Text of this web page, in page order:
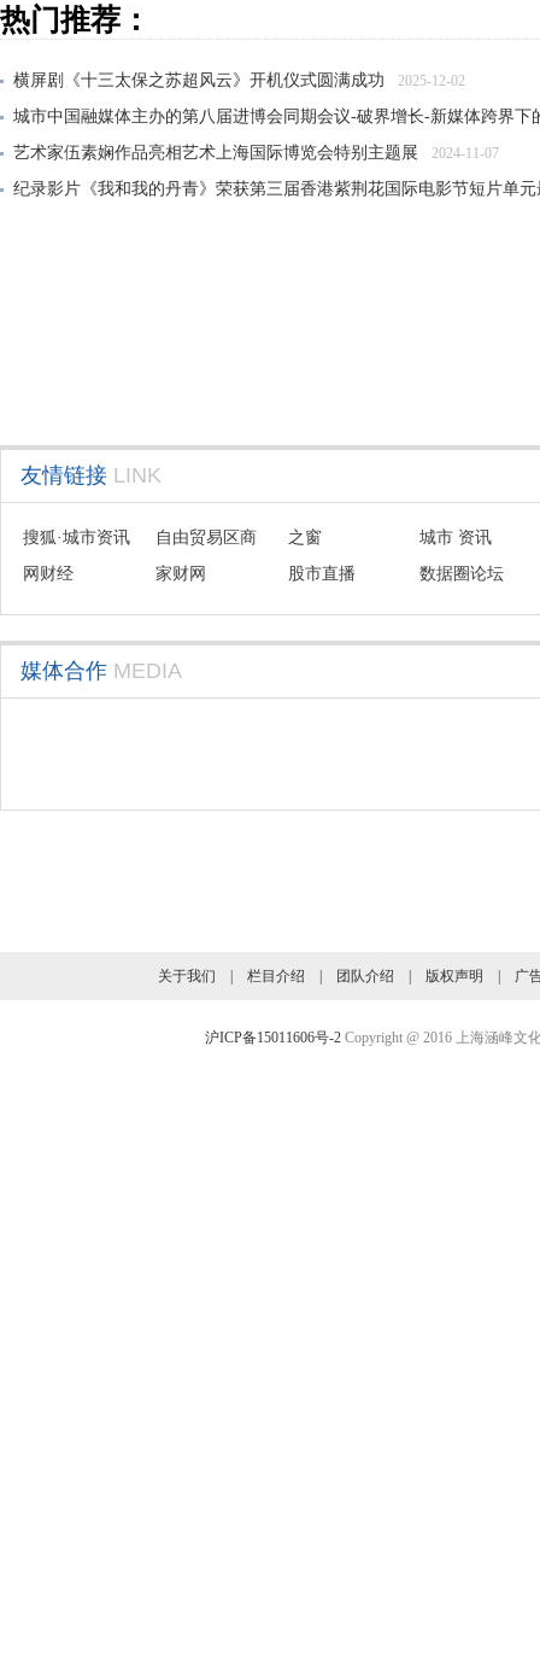
热门推荐：
横屏剧《十三太保之苏超风云》开机仪式圆满成功 2025-12-02
城市中国融媒体主办的第八届进博会同期会议-破界增长-新媒体跨界下
艺术家伍素娴作品亮相艺术上海国际博览会特别主题展
2024-11-07
纪录影片《我和我的丹青》荣获第三届香港紫荆花国际电影节短片单
友情链接 LINK
搜狐·城市资讯
自由贸易区商
会联盟
之窗
城市 资讯
网财经
家财网 股市直播 数据圈论坛
媒体合作 MEDIA
关于我们 | 栏目介绍 | 团队介绍 | 版权声明 | 广
沪ICP备15011606号-2 Copyright @ 2016 上海涵峰文